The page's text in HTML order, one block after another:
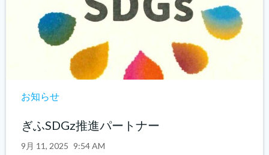
お知らせ
ぎふSDGz推進パートナー
9月 11, 2025 9:54 AM